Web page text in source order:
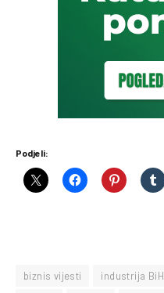
Podjeli:
biznis vijesti industrija BiH